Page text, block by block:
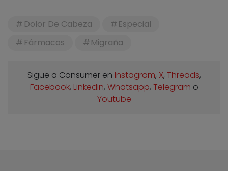
Dolor De Cabeza
Especial
Fármacos
Migraña
Sigue a Consumer en Instagram, X, Threads,
Facebook, Linkedin, Whatsapp, Telegram o
Youtube